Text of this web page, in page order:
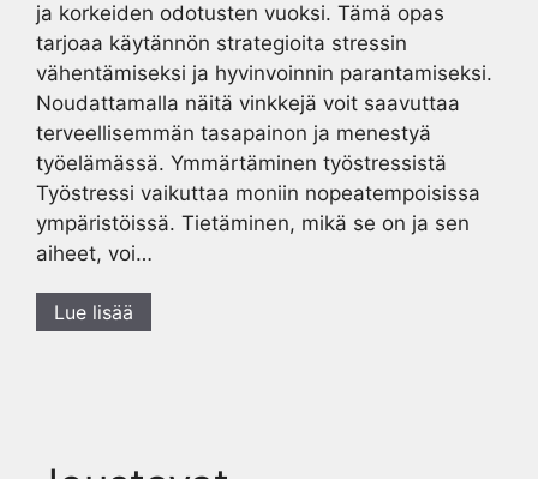
ja korkeiden odotusten vuoksi. Tämä opas
tarjoaa käytännön strategioita stressin
vähentämiseksi ja hyvinvoinnin parantamiseksi.
Noudattamalla näitä vinkkejä voit saavuttaa
terveellisemmän tasapainon ja menestyä
työelämässä. Ymmärtäminen työstressistä
Työstressi vaikuttaa moniin nopeatempoisissa
ympäristöissä. Tietäminen, mikä se on ja sen
aiheet, voi…
Lue lisää